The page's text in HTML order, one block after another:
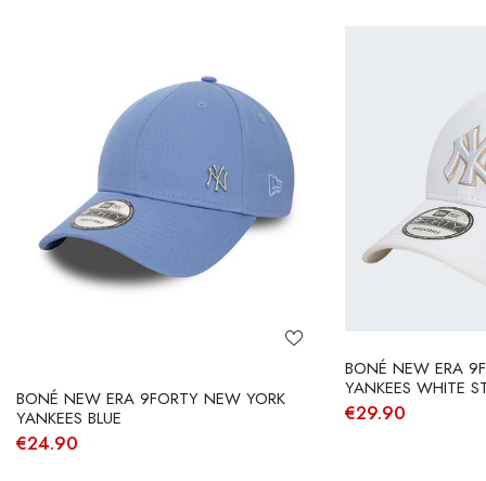
BONÉ NEW ERA 9FORTY NEW YORK
YANKEES BLUE
€24.90
BONÉ NEW ERA
YANKEES WHITE
€29.90